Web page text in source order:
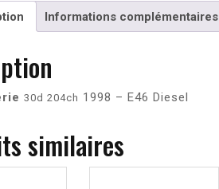
Informations complémentaires
30d 204ch 1998 – E46 Diesel
similaires